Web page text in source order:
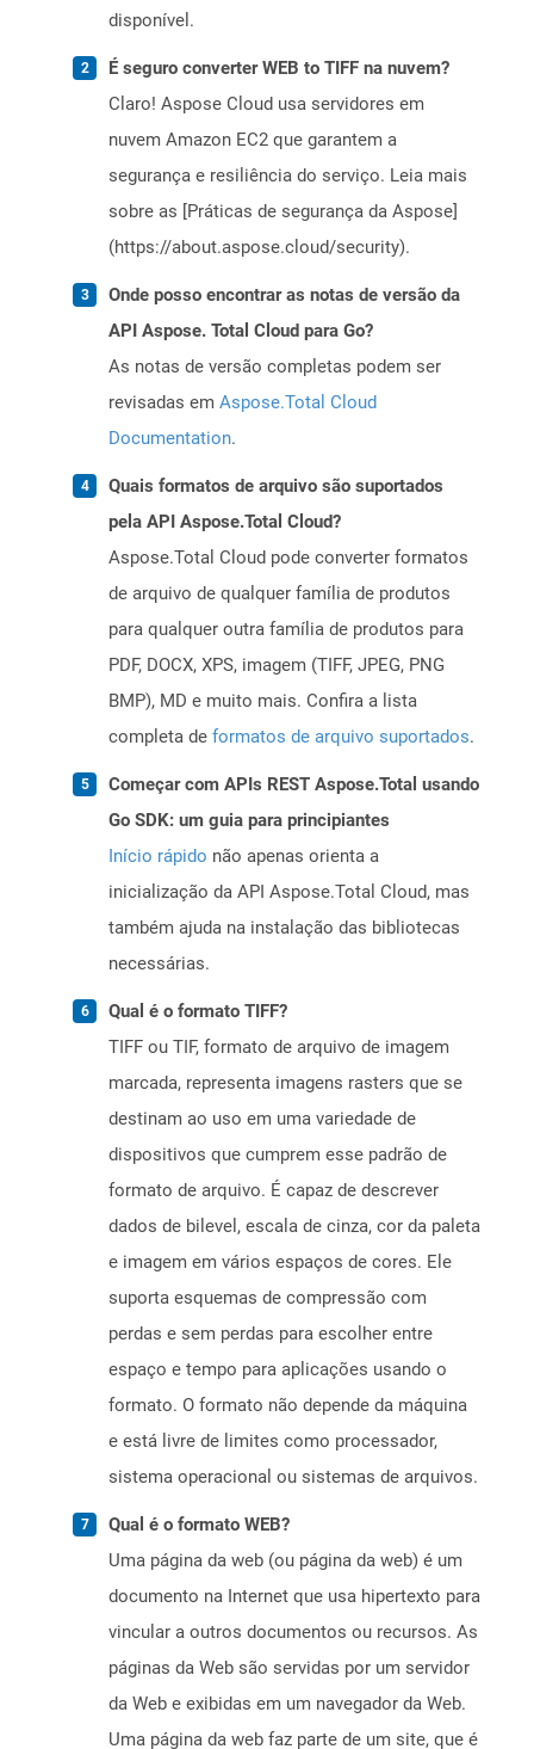
disponível.
É seguro converter WEB to TIFF na nuvem?
Claro! Aspose Cloud usa servidores em
nuvem Amazon EC2 que garantem a
segurança e resiliência do serviço. Leia mais
sobre as [Práticas de segurança da Aspose]
(https://about.aspose.cloud/security).
Onde posso encontrar as notas de versão da
API Aspose. Total Cloud para Go?
As notas de versão completas podem ser
revisadas em Aspose.Total Cloud
Documentation.
Quais formatos de arquivo são suportados
pela API Aspose.Total Cloud?
Aspose.Total Cloud pode converter formatos
de arquivo de qualquer família de produtos
para qualquer outra família de produtos para
PDF, DOCX, XPS, imagem (TIFF, JPEG, PNG
BMP), MD e muito mais. Confira a lista
completa de formatos de arquivo suportados.
Começar com APIs REST Aspose.Total usando
Go SDK: um guia para principiantes
Início rápido não apenas orienta a
inicialização da API Aspose.Total Cloud, mas
também ajuda na instalação das bibliotecas
necessárias.
Qual é o formato TIFF?
TIFF ou TIF, formato de arquivo de imagem
marcada, representa imagens rasters que se
destinam ao uso em uma variedade de
dispositivos que cumprem esse padrão de
formato de arquivo. É capaz de descrever
dados de bilevel, escala de cinza, cor da paleta
e imagem em vários espaços de cores. Ele
suporta esquemas de compressão com
perdas e sem perdas para escolher entre
espaço e tempo para aplicações usando o
formato. O formato não depende da máquina
e está livre de limites como processador,
sistema operacional ou sistemas de arquivos.
Qual é o formato WEB?
Uma página da web (ou página da web) é um
documento na Internet que usa hipertexto para
vincular a outros documentos ou recursos. As
páginas da Web são servidas por um servidor
da Web e exibidas em um navegador da Web.
Uma página da web faz parte de um site, que é